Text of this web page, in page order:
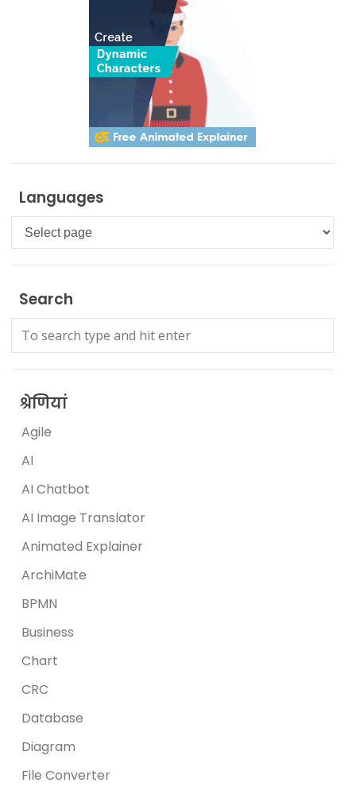
Languages
Languages
Search
श्रेणियां
Agile
AI
AI Chatbot
AI Image Translator
Animated Explainer
ArchiMate
BPMN
Business
Chart
CRC
Database
Diagram
File Converter